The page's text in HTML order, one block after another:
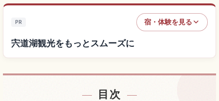
PR 宿・体験を見る
宍道湖観光をもっとスムーズに
宍道湖付近の宿を探す
目次